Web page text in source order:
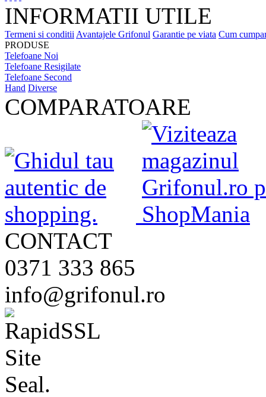
INFORMATII UTILE
Termeni si conditii Avantajele Grifonul Garantie pe viata Cum
PRODUSE
Telefoane Noi
Telefoane Resigilate
Telefoane Second
Hand Diverse
COMPARATOARE
CONTACT
0371 333 865
info@grifonul.ro